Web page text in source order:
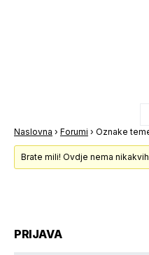
Naslovna › Forumi › Oznake
Brate mili! Ovdje nema
PRIJAVA